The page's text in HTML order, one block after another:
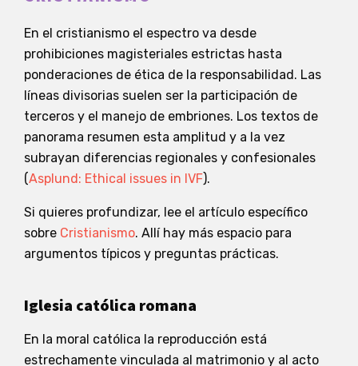
En el cristianismo el espectro va desde
prohibiciones magisteriales estrictas hasta
ponderaciones de ética de la responsabilidad. Las
líneas divisorias suelen ser la participación de
terceros y el manejo de embriones. Los textos de
panorama resumen esta amplitud y a la vez
subrayan diferencias regionales y confesionales
(Asplund: Ethical issues in IVF).
Si quieres profundizar, lee el artículo específico
sobre Cristianismo. Allí hay más espacio para
argumentos típicos y preguntas prácticas.
Iglesia católica romana
En la moral católica la reproducción está
estrechamente vinculada al matrimonio y al acto